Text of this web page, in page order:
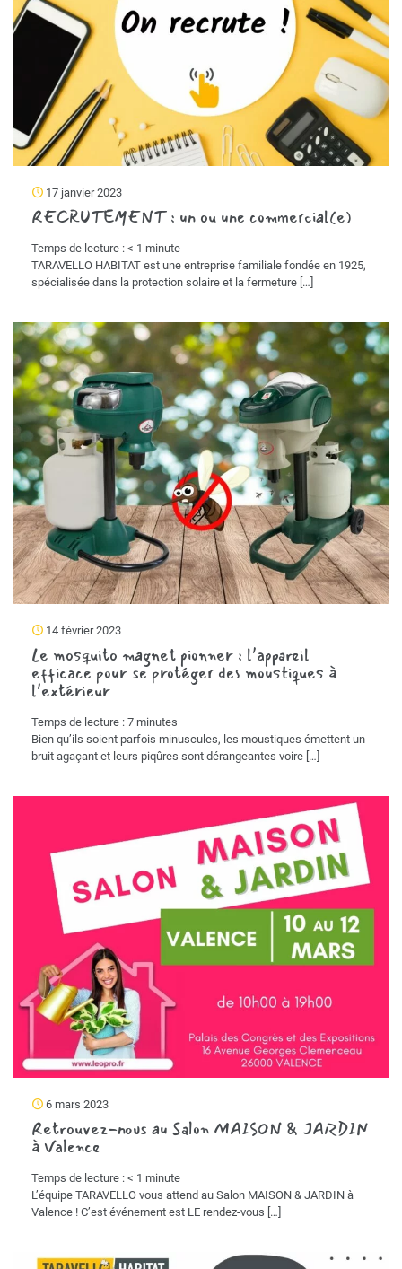
17 janvier 2023
RECRUTEMENT : un ou une commercial(e)
Temps de lecture : < 1 minute
TARAVELLO HABITAT est une entreprise familiale fondée en 1925,
spécialisée dans la protection solaire et la fermeture […]
14 février 2023
Le mosquito magnet pionner : l’appareil
efficace pour se protéger des moustiques à
l’extérieur
Temps de lecture : 7 minutes
Bien qu’ils soient parfois minuscules, les moustiques émettent un
bruit agaçant et leurs piqûres sont dérangeantes voire […]
6 mars 2023
Retrouvez-nous au Salon MAISON & JARDIN
à Valence
Temps de lecture : < 1 minute
L’équipe TARAVELLO vous attend au Salon MAISON & JARDIN à
Valence ! C’est événement est LE rendez-vous […]